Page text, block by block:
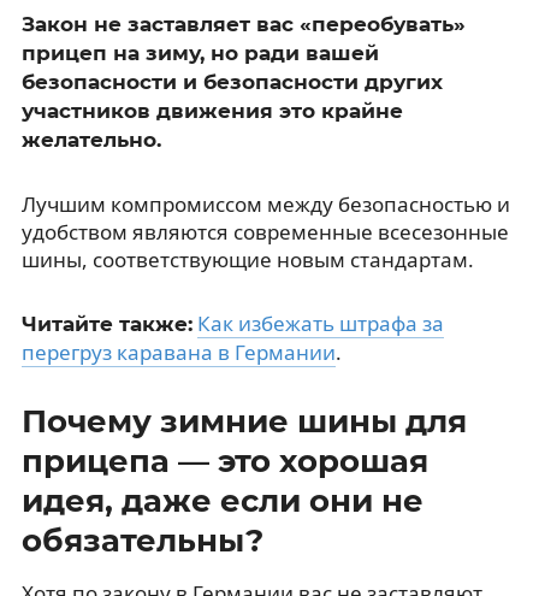
Закон не заставляет вас «переобувать»
прицеп на зиму, но ради вашей
безопасности и безопасности других
участников движения это крайне
желательно.
Лучшим компромиссом между безопасностью и
удобством являются современные всесезонные
шины, соответствующие новым стандартам.
Читайте также: Как избежать штрафа за
перегруз каравана в Германии.
Почему зимние шины для
прицепа — это хорошая
идея, даже если они не
обязательны?